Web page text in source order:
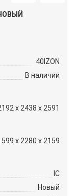
40IZON
В наличии
x 2438 x 2591
x 2280 x 2159
IC
Новый